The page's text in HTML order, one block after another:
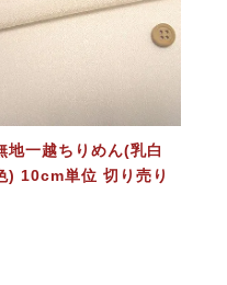
地一越ちりめん(乳白
) 10cm単位 切り売り